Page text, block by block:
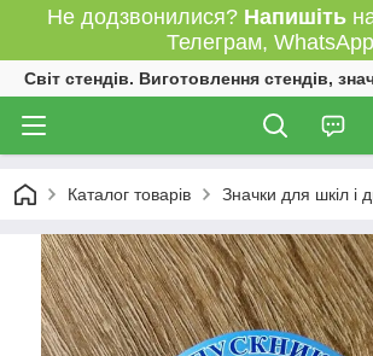
Не додзвонилися? Напишіть
Телеграм, WhatsApp
Світ стендів. Виготовлення стендів,
Каталог товарів Значки для шкіл і